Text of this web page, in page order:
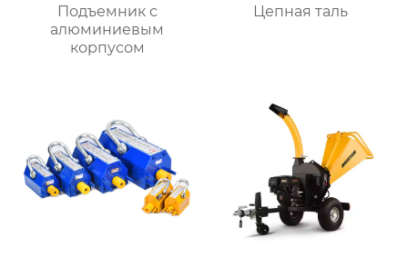
Подъемник с
алюминиевым
корпусом
Цепная таль